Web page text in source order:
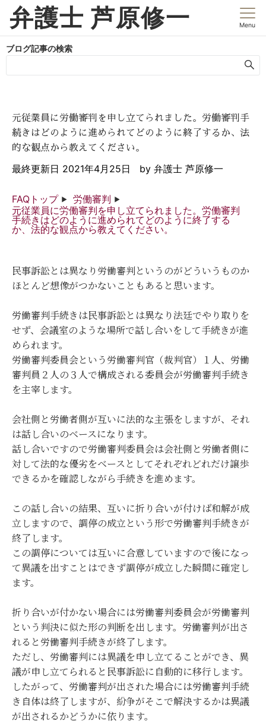
弁護士 芦原修一 Menu
元従業員に労働審判を申し立てられました。労働審判手
続きはどのように進められてどのように終了するか、法
的な観点から教えてください。
最終更新日 2021年4月25日 by 弁護士 芦原修一
FAQトップ
労働審判
元従業員に労働審判を申し立てられました。労働審判
手続きはどのように進められてどのように終了する
か、法的な観点から教えてください。
民事訴訟とは異なり労働審判というのがどういうものか
ほとんど想像がつかないこともあると思います。
労働審判手続きは民事訴訟とは異なり法廷でやり取りを
せず、会議室のような場所で話し合いをして手続きが進
められます。
労働審判委員会という労働審判官（裁判官）１人、労働
審判員２人の３人で構成される委員会が労働審判手続き
を主宰します。
会社側と労働者側が互いに法的な主張をしますが、それ
は話し合いのベースになります。
話し合いですので労働審判委員会は会社側と労働者側に
対して法的な優劣をベースとしてそれぞれどれだけ譲歩
できるかを確認しながら手続きを進めます。
この話し合いの結果、互いに折り合いが付けば和解が成
立しますので、調停の成立という形で労働審判手続きが
終了します。
この調停については互いに合意していますので後になっ
て異議を出すことはできず調停が成立した瞬間に確定し
ます。
折り合いが付かない場合には労働審判委員会が労働審判
という判決に似た形の判断を出します。労働審判が出さ
れると労働審判手続きが終了します。
ただし、労働審判には異議を申し立てることができ、異
議が申し立てられると民事訴訟に自動的に移行します。
したがって、労働審判が出された場合には労働審判手続
き自体は終了しますが、紛争がそこで解決するかは異議
が出されるかどうかに依ります。
ブログ記事の検索